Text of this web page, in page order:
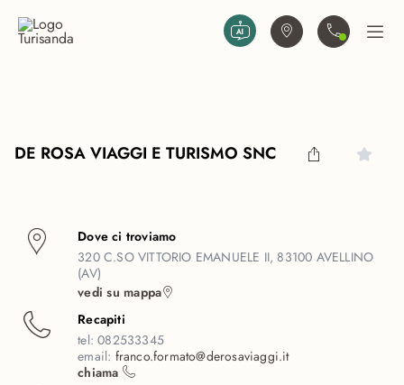
Trova agenziaContattaciApri
DE ROSA VIAGGI E TURISMO SNC
Dove ci troviamo
320 C.SO VITTORIO EMANUELE II, 83100 AVELLINO
(AV)
vedi su mappa
Recapiti
tel:082533345
email: franco.formato@derosaviaggi.it
chiama